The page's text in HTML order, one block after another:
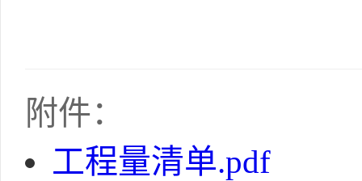
附件：
工程量清单.pdf